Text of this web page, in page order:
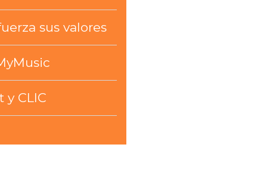
sus valores
y CLIC